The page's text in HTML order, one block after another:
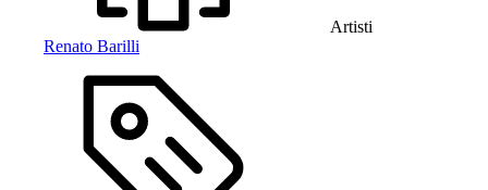
Artisti
Renato Barilli